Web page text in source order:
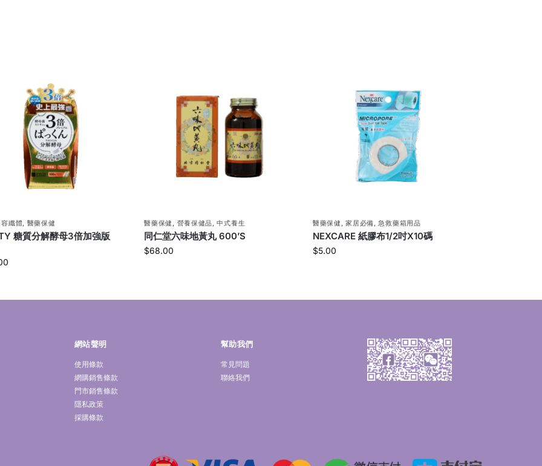
纖體 醫藥保健
糖質分解酵母3倍加強版
醫藥保健 營養保健品 ,中式養生
同仁堂六味地黃丸 600’S
$68.00
醫藥保健 ,家居必備 ,急救藥箱用品
NEXCARE 紙膠布1/2吋X10碼
$5.00
網站聲明
使用條款
網購銷售條款
門市銷售條款
隱私政策
採購條款
幫助我們
常見問題
聯絡我們